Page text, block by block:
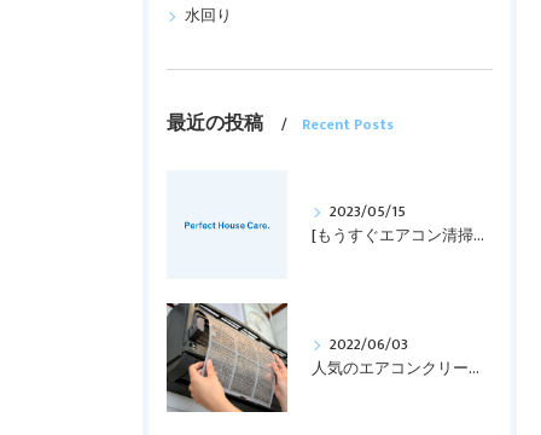
水回り
最近の投稿 Recent Posts
2023/05/15
[もうすぐエアコン清掃の時期！！]
2022/06/03
人気のエアコンクリーニング！！